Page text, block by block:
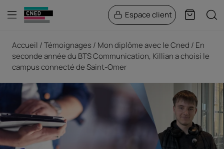
Menu Espace client Panier
Accueil Témoignages Mon diplôme avec le Cned
En
seconde année du BTS Communication, Killian a choisi le
campus connecté de Saint-Omer